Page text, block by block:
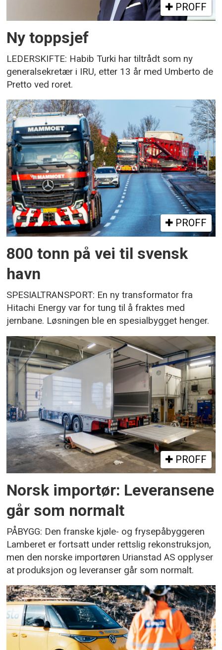
PROFF
Ny toppsjef
LEDERSKIFTE: Habib Turki har tiltrådt som ny
generalsekretær i IRU, etter 13 år med Umberto de
Pretto ved roret.
PROFF
800 tonn på vei til svensk
havn
SPESIALTRANSPORT: En ny transformator fra
Hitachi Energy var for tung til å fraktes med
jernbane. Løsningen ble en spesialbygget henger.
PROFF
Norsk importør: Leveransene
går som normalt
PÅBYGG: Den franske kjøle- og frysepåbyggeren
Lamberet er fortsatt under rettslig rekonstruksjon,
men den norske importøren Urianstad AS opplyser
at produksjon og leveranser går som normalt.